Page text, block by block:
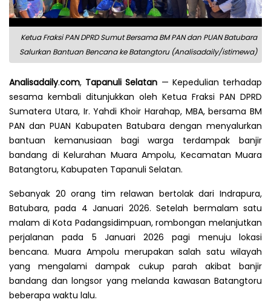
Ketua Fraksi PAN DPRD Sumut Bersama BM PAN dan PUAN Batubara
Salurkan Bantuan Bencana ke Batangtoru (Analisadaily/istimewa)
Analisadaily.com, Tapanuli Selatan — Kepedulian terhadap
sesama kembali ditunjukkan oleh Ketua Fraksi PAN DPRD
Sumatera Utara, Ir. Yahdi Khoir Harahap, MBA, bersama BM
PAN dan PUAN Kabupaten Batubara dengan menyalurkan
bantuan kemanusiaan bagi warga terdampak banjir
bandang di Kelurahan Muara Ampolu, Kecamatan Muara
Batangtoru, Kabupaten Tapanuli Selatan.
Sebanyak 20 orang tim relawan bertolak dari Indrapura,
Batubara, pada 4 Januari 2026. Setelah bermalam satu
malam di Kota Padangsidimpuan, rombongan melanjutkan
perjalanan pada 5 Januari 2026 pagi menuju lokasi
bencana. Muara Ampolu merupakan salah satu wilayah
yang mengalami dampak cukup parah akibat banjir
bandang dan longsor yang melanda kawasan Batangtoru
beberapa waktu lalu.